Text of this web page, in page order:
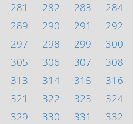
281 282 283
284
289 290 291
292
297 298 299
300
305 306 307
308
313 314 315
316
321 322 323
324
329 330 331
332